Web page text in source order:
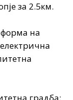
за 2.5км.
форма на